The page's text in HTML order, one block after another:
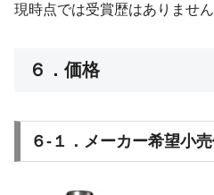
現時点では受賞歴はありません
６．価格
６-１．メーカー希望小